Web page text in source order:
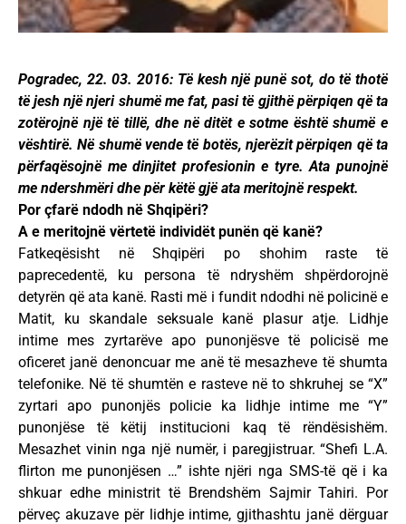
Pogradec, 22. 03. 2016: Të kesh një punë sot, do të thotë
të jesh një njeri shumë me fat, pasi të gjithë përpiqen që ta
zotërojnë një të tillë, dhe në ditët e sotme është shumë e
vështirë. Në shumë vende të botës, njerëzit përpiqen që ta
përfaqësojnë me dinjitet profesionin e tyre. Ata punojnë
me ndershmëri dhe për këtë gjë ata meritojnë respekt.
Por çfarë ndodh në Shqipëri?
A e meritojnë vërtetë individët punën që kanë?
Fatkeqësisht në Shqipëri po shohim raste të
paprecedentë, ku persona të ndryshëm shpërdorojnë
detyrën që ata kanë. Rasti më i fundit ndodhi në policinë e
Matit, ku skandale seksuale kanë plasur atje. Lidhje
intime mes zyrtarëve apo punonjësve të policisë me
oficeret janë denoncuar me anë të mesazheve të shumta
telefonike. Në të shumtën e rasteve në to shkruhej se “X”
zyrtari apo punonjës policie ka lidhje intime me “Y”
punonjëse të këtij institucioni kaq të rëndësishëm.
Mesazhet vinin nga një numër, i paregjistruar. “Shefi L.A.
flirton me punonjësen …” ishte njëri nga SMS-të që i ka
shkuar edhe ministrit të Brendshëm Sajmir Tahiri. Por
përveç akuzave për lidhje intime, gjithashtu janë dërguar